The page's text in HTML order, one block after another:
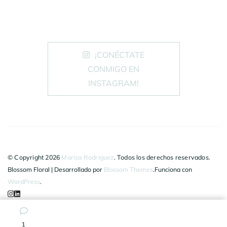
1
¡CONÉCTATE
CONMIGO EN
INSTAGRAM!
© Copyright 2026 Marisa Rodriguez. Todos los derechos reservados.
Blossom Floral | Desarrollado por Blossom Themes.Funciona con
WordPress.
MARISA RODRIGUEZ